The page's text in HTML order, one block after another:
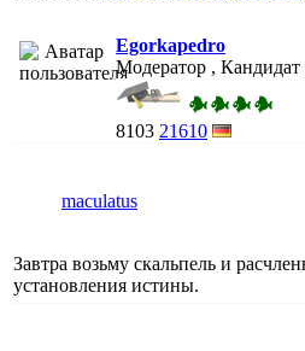
Egorkapedro
Модератор ,
8103 21610
maculatus
Завтра возьму скальпель и
установления истины.